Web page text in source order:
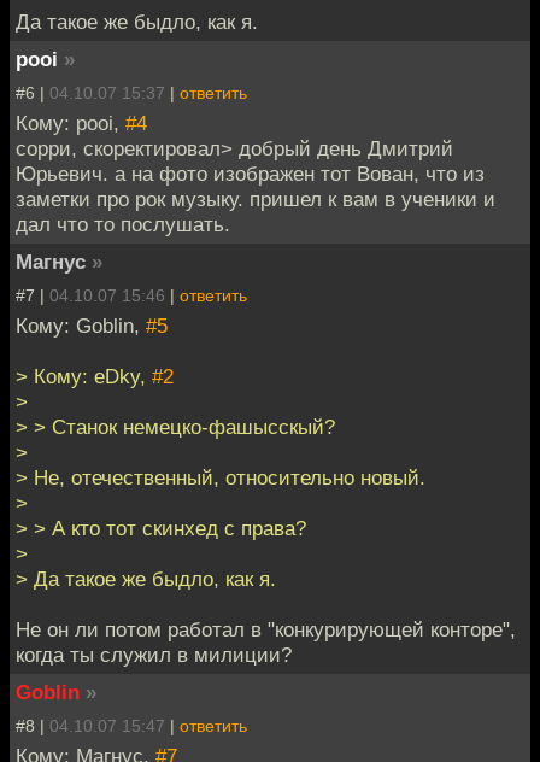
Да такое же быдло, как я.
pooi »
#6 | 04.10.07 15:37 | ответить
Кому: pooi, #4
сорри, скоректировал> добрый день Дмитрий
Юрьевич. а на фото изображен тот Вован, что из
заметки про рок музыку. пришел к вам в ученики и
дал что то послушать.
Магнус »
#7 | 04.10.07 15:46 | ответить
Кому: Goblin, #5
> Кому: eDky, #2
>
> > Станок немецко-фашысскый?
>
> Не, отечественный, относительно новый.
>
> > А кто тот скинхед с права?
>
> Да такое же быдло, как я.
Не он ли потом работал в "конкурирующей конторе",
когда ты служил в милиции?
Goblin »
#8 | 04.10.07 15:47 | ответить
Кому: Магнус, #7